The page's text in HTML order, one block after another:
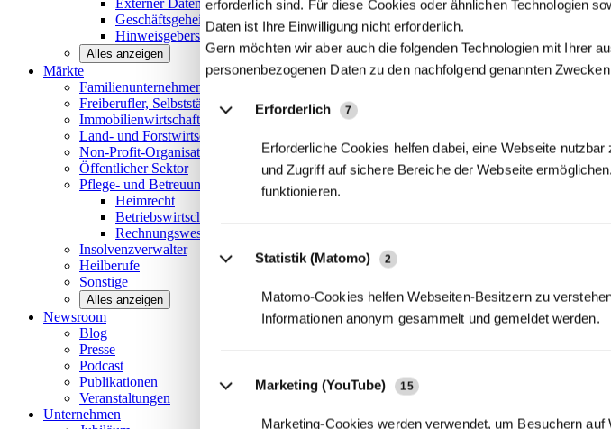
erforderlich sind. Für diese Cookies oder ähnlichen Technologien
Daten ist Ihre Einwilligung nicht erforderlich.
Gern möchten wir aber auch die folgenden Technologien mit Ihrer
personenbezogenen Daten zu den nachfolgend genannten
Erforderlich 7
Erforderliche Cookies helfen dabei, eine Webseite
und Zugriff auf sichere Bereiche der Webseite
funktionieren.
Statistik (Matomo) 2
Matomo-Cookies helfen Webseiten-Besitzern zu
Informationen anonym gesammelt und gemeldet werden.
Marketing (YouTube) 15
Marketing-Cookies werden verwendet, um Besuchern
Externer Datenschutzbeauftragter
Geschäftsgeheimnisgesetz
Hinweisgeberschutz in Unternehmen
Alles anzeigen
Märkte
Familienunternehmen und
Freiberufler, Selbstständige undPrivatpersonen
Immobilienwirtschaft
Land- und Forstwirtschaft
Non-Profit-Organisationen
Öffentlicher Sektor
Pflege- und Betreuungseinrichtungen
Heimrecht
Betriebswirtschaftliche Beratung
Rechnungswesen/Controlling
Insolvenzverwalter
Heilberufe
Sonstige
Alles anzeigen
Newsroom
Blog
Presse
Podcast
Publikationen
Veranstaltungen
Unternehmen